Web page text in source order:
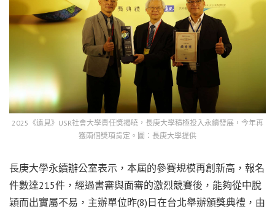
2025《遠見》USR社會大學責任獎揭曉，長庚大學積極投入永續發展，今年再
獲兩個獎項肯定。圖：長庚大學提供
長庚大學永續辦公室表示，本屆的參賽規模再創新高，報名
件數達215件，經過書審與面審的激烈競賽後，能夠從中脫
穎而出實屬不易，主辦單位昨(8)日在台北舉辦頒獎典禮，由